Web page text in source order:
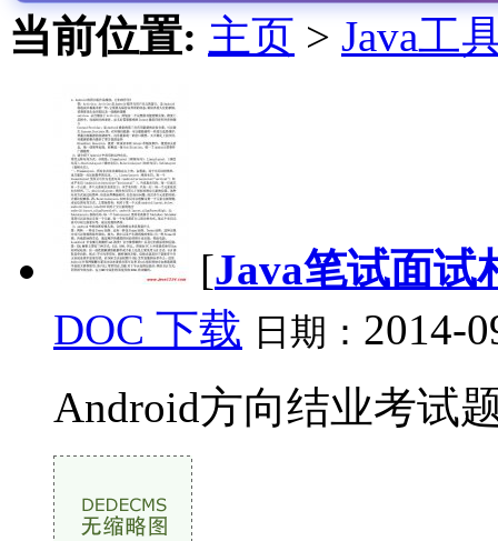
当前位置: 主页 > Java工
[Java笔试面试
DOC 下载 日期： 2014-
Android方向结业考试